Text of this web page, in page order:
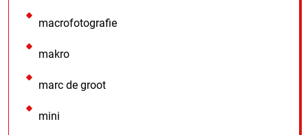
macrofotografie
makro
marc de groot
mini